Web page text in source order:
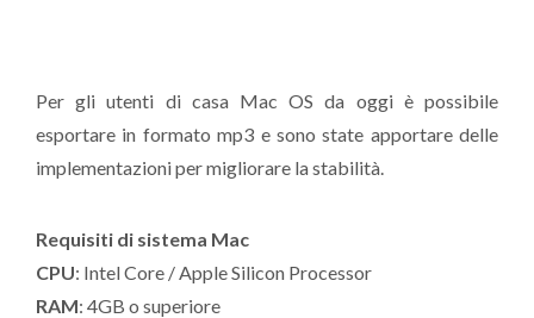
Per gli utenti di casa Mac OS da oggi è possibile
esportare in formato mp3 e sono state apportare delle
implementazioni per migliorare la stabilità.
Requisiti di sistema Mac
CPU: Intel Core / Apple Silicon Processor
RAM: 4GB o superiore